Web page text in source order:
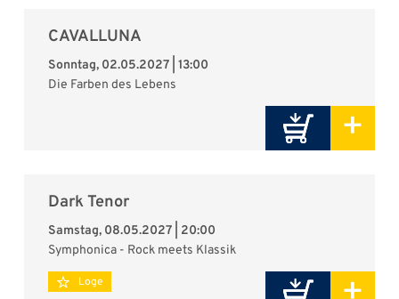
CAVALLUNA
Sonntag, 02.05.2027 | 13:00
Die Farben des Lebens
+
Dark Tenor
Samstag, 08.05.2027 | 20:00
Symphonica - Rock meets Klassik
Loge